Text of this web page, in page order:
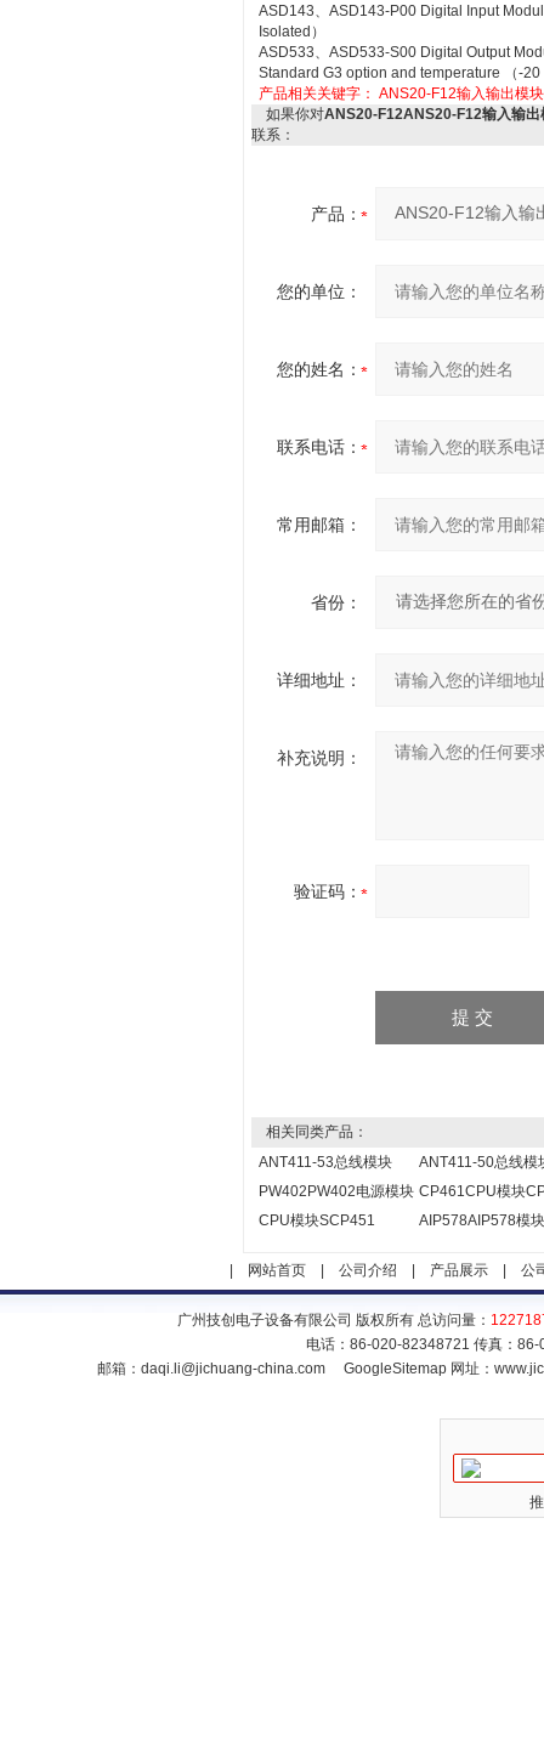
ASD143、ASD143-P00 Digital Input
Isolated）
ASD533、ASD533-S00 Digital Output
Standard G3 option and temperature （-20
产品相关关键字： ANS20-F12输入输出模块
如果你对ANS20-F12ANS20-F12输入输出
联系：
产品：
您的单位：
您的姓名：
联系电话：
常用邮箱：
省份：
详细地址：
补充说明：
验证码：
相关同类产品：
ANT411-53总线模块
ANT411-50总线模
PW402PW402电源模块 CP461CPU模块
CPU模块SCP451
AIP578AIP578模块
网站首页| 公司介绍 产品展示| 公
广州技创电子设备有限公司 版权所有 总访问量：
电话：86-020-82348721 传真：
邮箱： daqi.li@jichuang-china.com GoogleSitemap 网址：